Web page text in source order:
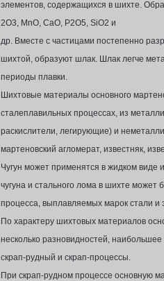
элементов, содержащихся в шихте.
2O3, MnO, CaO, P2O5, SiO2 и
др. Вместе с частицами постепенно
шихтой, образуют шлак. Шлак легче
периоды плавки.
Шихтовые материалы основного
сталеплавильных процессах, из
раскислители, легирующие) и
мартеновский агломерат, известняк,
Чугун может применятся в жидком виде
чугуна и стального лома в шихте может
процесса, выплавляемых марок стали и
По характеру шихтовых материалов
несколько разновидностей,
скрап-рудный и скрап-процессы.
При скрап-рудном процессе основную